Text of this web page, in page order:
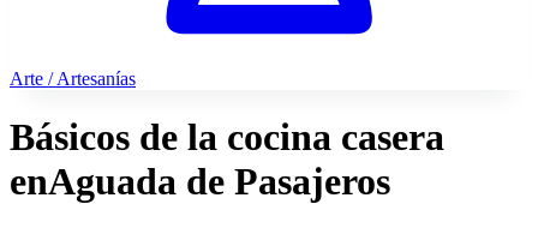
Arte / Artesanías
Básicos de la cocina casera
enAguada de Pasajeros